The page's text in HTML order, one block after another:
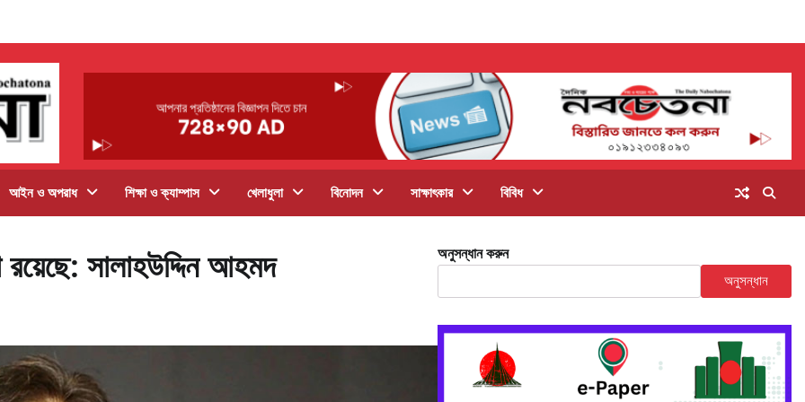
আইন ও অপরাধ শিক্ষা ও ক্যাম্পাস খেলাধুলা বিনোদন সাক্ষাৎকার বিবিধ
সালাহউদ্দিন আহমদ অনুসন্ধান করুন
অনুসন্ধান